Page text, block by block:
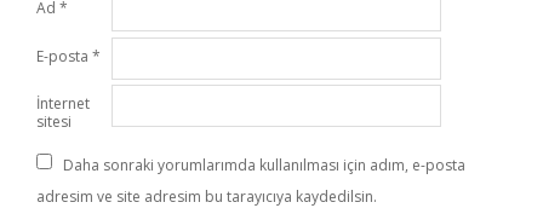
Ad *
E-posta *
İnternet
sitesi
Daha sonraki yorumlarımda kullanılması için adım, e-posta
adresim ve site adresim bu tarayıcıya kaydedilsin.